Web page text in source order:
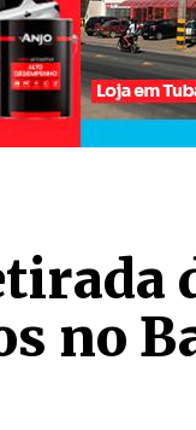
no